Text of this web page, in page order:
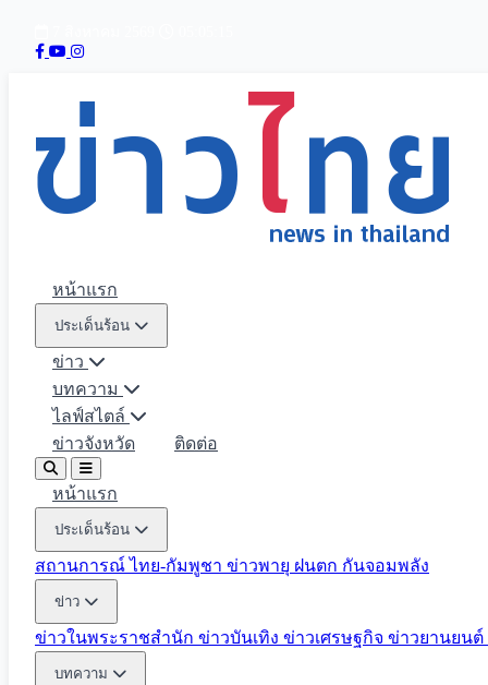
หน้าแรก
ประเด็นร้อน
ข่าว
บทความ
ไลฟ์สไตล์
ข่าวจังหวัด
ติดต่อ
หน้าแรก
ประเด็นร้อน
สถานการณ์ ไทย-กัมพูชา ข่าวพายุ ฝนตก กันจอมพลัง
ข่าว
ข่าวในพระราชสำนัก ข่าวบันเทิง ข่าวเศรษฐกิจ ข่าวยานยนต์
บทความ